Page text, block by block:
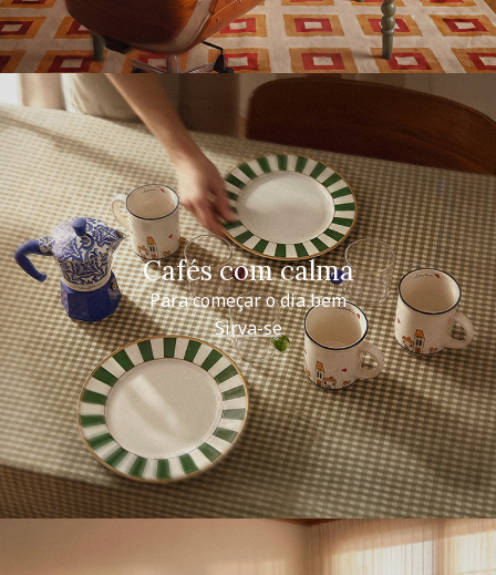
Cafés com calma
Para começar o dia bem
Sirva-se